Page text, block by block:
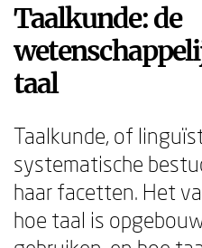
Taalkunde: de
taal
Taalkunde, of
systematische
haar facetten. Het
hoe taal is